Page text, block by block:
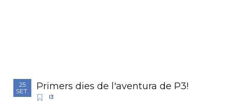
25
SET.
Primers dies de l'aventura de P3!
I3